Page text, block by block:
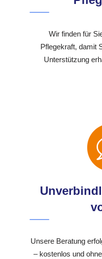
Wir finden für
Pflegekraft, damit
Unterstützung
Unsere Beratung
– kostenlos und